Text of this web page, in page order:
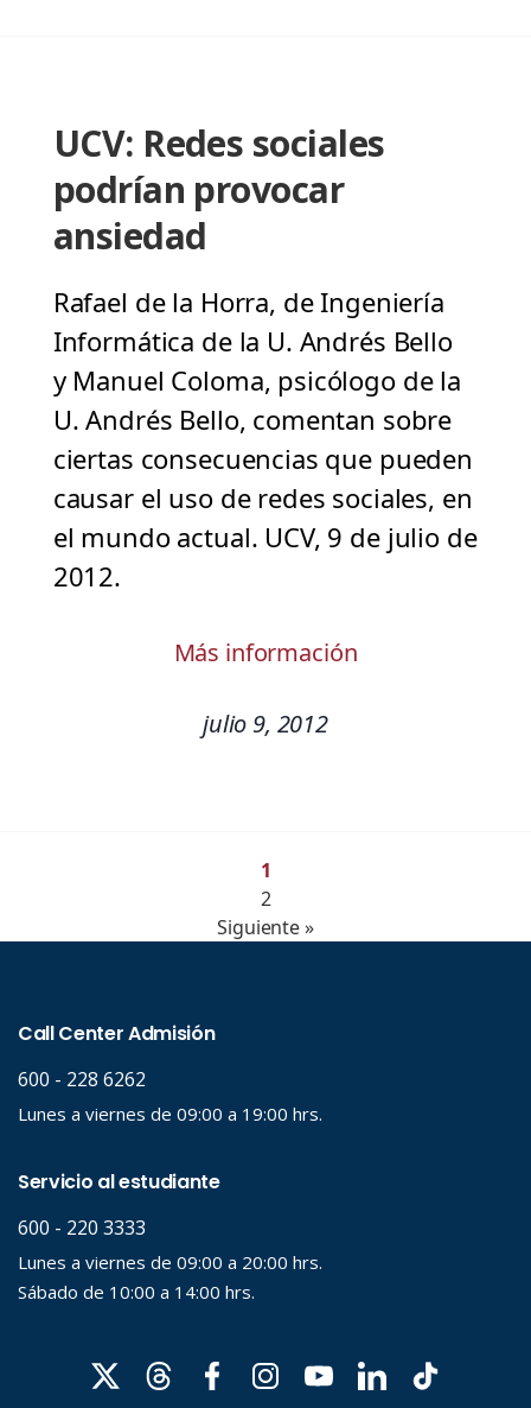
UCV: Redes sociales
podrían provocar
ansiedad
Rafael de la Horra, de Ingeniería
Informática de la U. Andrés Bello
y Manuel Coloma, psicólogo de la
U. Andrés Bello, comentan sobre
ciertas consecuencias que pueden
causar el uso de redes sociales, en
el mundo actual. UCV, 9 de julio de
2012.
Más información
julio 9, 2012
1
2
Siguiente »